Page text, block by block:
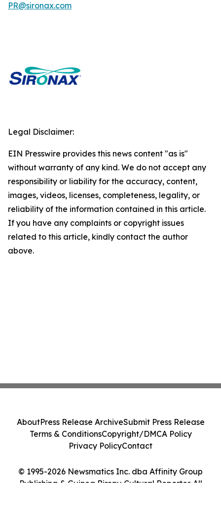
PR@sironax.com
Legal Disclaimer:
EIN Presswire provides this news content "as is"
without warranty of any kind. We do not accept any
responsibility or liability for the accuracy, content,
images, videos, licenses, completeness, legality, or
reliability of the information contained in this article.
If you have any complaints or copyright issues
related to this article, kindly contact the author
above.
© 1995-2026 Newsmatics Inc. dba Affinity Group
Publishing & Guinea Bissau Cultural Reporter. All
AboutPress Release ArchiveSubmit Press Release
Terms & ConditionsCopyright/DMCA Policy
Privacy PolicyContact